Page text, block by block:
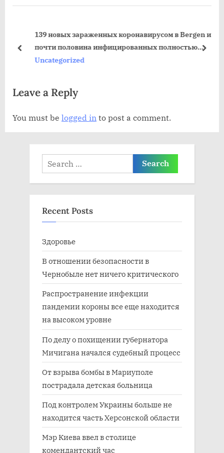
у
я
п
с
у
а
и
139 новых зараженных коронавирусом в Bergen и
почти половина инфицированных полностью
вакцинированы
Uncategorized
пред
Leave a Reply
You must be logged in to post a comment.
Search
for:
Recent Posts
Здоровье
В отношении безопасности в
Чернобыле нет ничего критического
Распространение инфекции
пандемии короны все еще находится
на высоком уровне
По делу о похищении губернатора
Мичигана начался судебный процесс
От взрыва бомбы в Мариуполе
пострадала детская больница
Под контролем Украины больше не
находится часть Херсонской области
Мэр Киева ввел в столице
комендантский час